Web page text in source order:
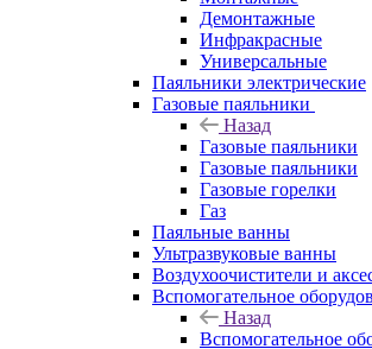
Демонтажные
Инфракрасные
Универсальные
Паяльники электрические
Газовые паяльники
Назад
Газовые паяльники
Газовые паяльники
Газовые горелки
Газ
Паяльные ванны
Ультразвуковые ванны
Воздухоочистители и
Вспомогательное
Назад
Вспомогательное